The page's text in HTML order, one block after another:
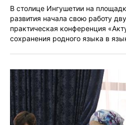
В столице Ингушетии на
развития начала свою работу
практическая конференция
сохранения родного языка в